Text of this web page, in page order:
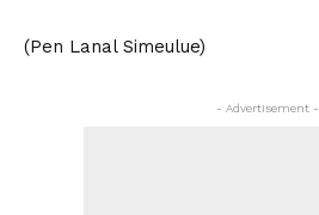
(Pen Lanal Simeulue)
- Advertisement -